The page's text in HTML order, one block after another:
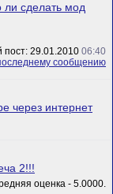
ли сделать мод
пост: 29.01.2010 06:40
через интернет
2!!!